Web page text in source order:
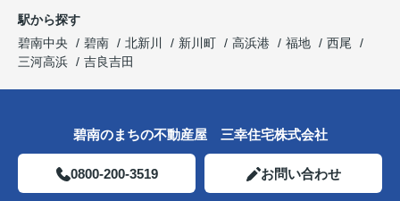
駅から探す
碧南中央
碧南 北新川 新川町 高浜港 福地
西尾
三河高浜
吉良吉田
碧南のまちの不動産屋 三幸住宅株式会社
0800-200-3519 お問い合わせ